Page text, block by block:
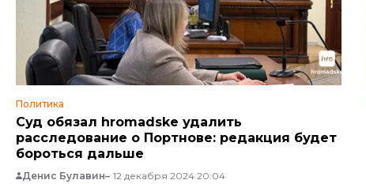
Политика
Суд обязал hromadske удалить
расследование о Портнове: редакция будет
бороться дальше
Денис Булавин 12 декабря 2024 20:04